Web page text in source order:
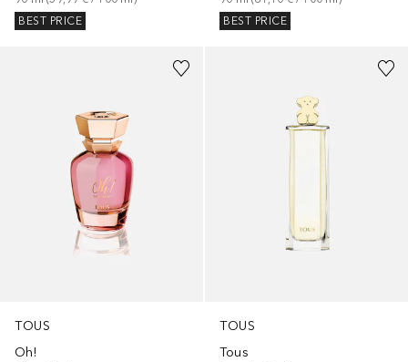
BEST PRICE
BEST PRICE
TOUS
Oh!
TOUS
Tous